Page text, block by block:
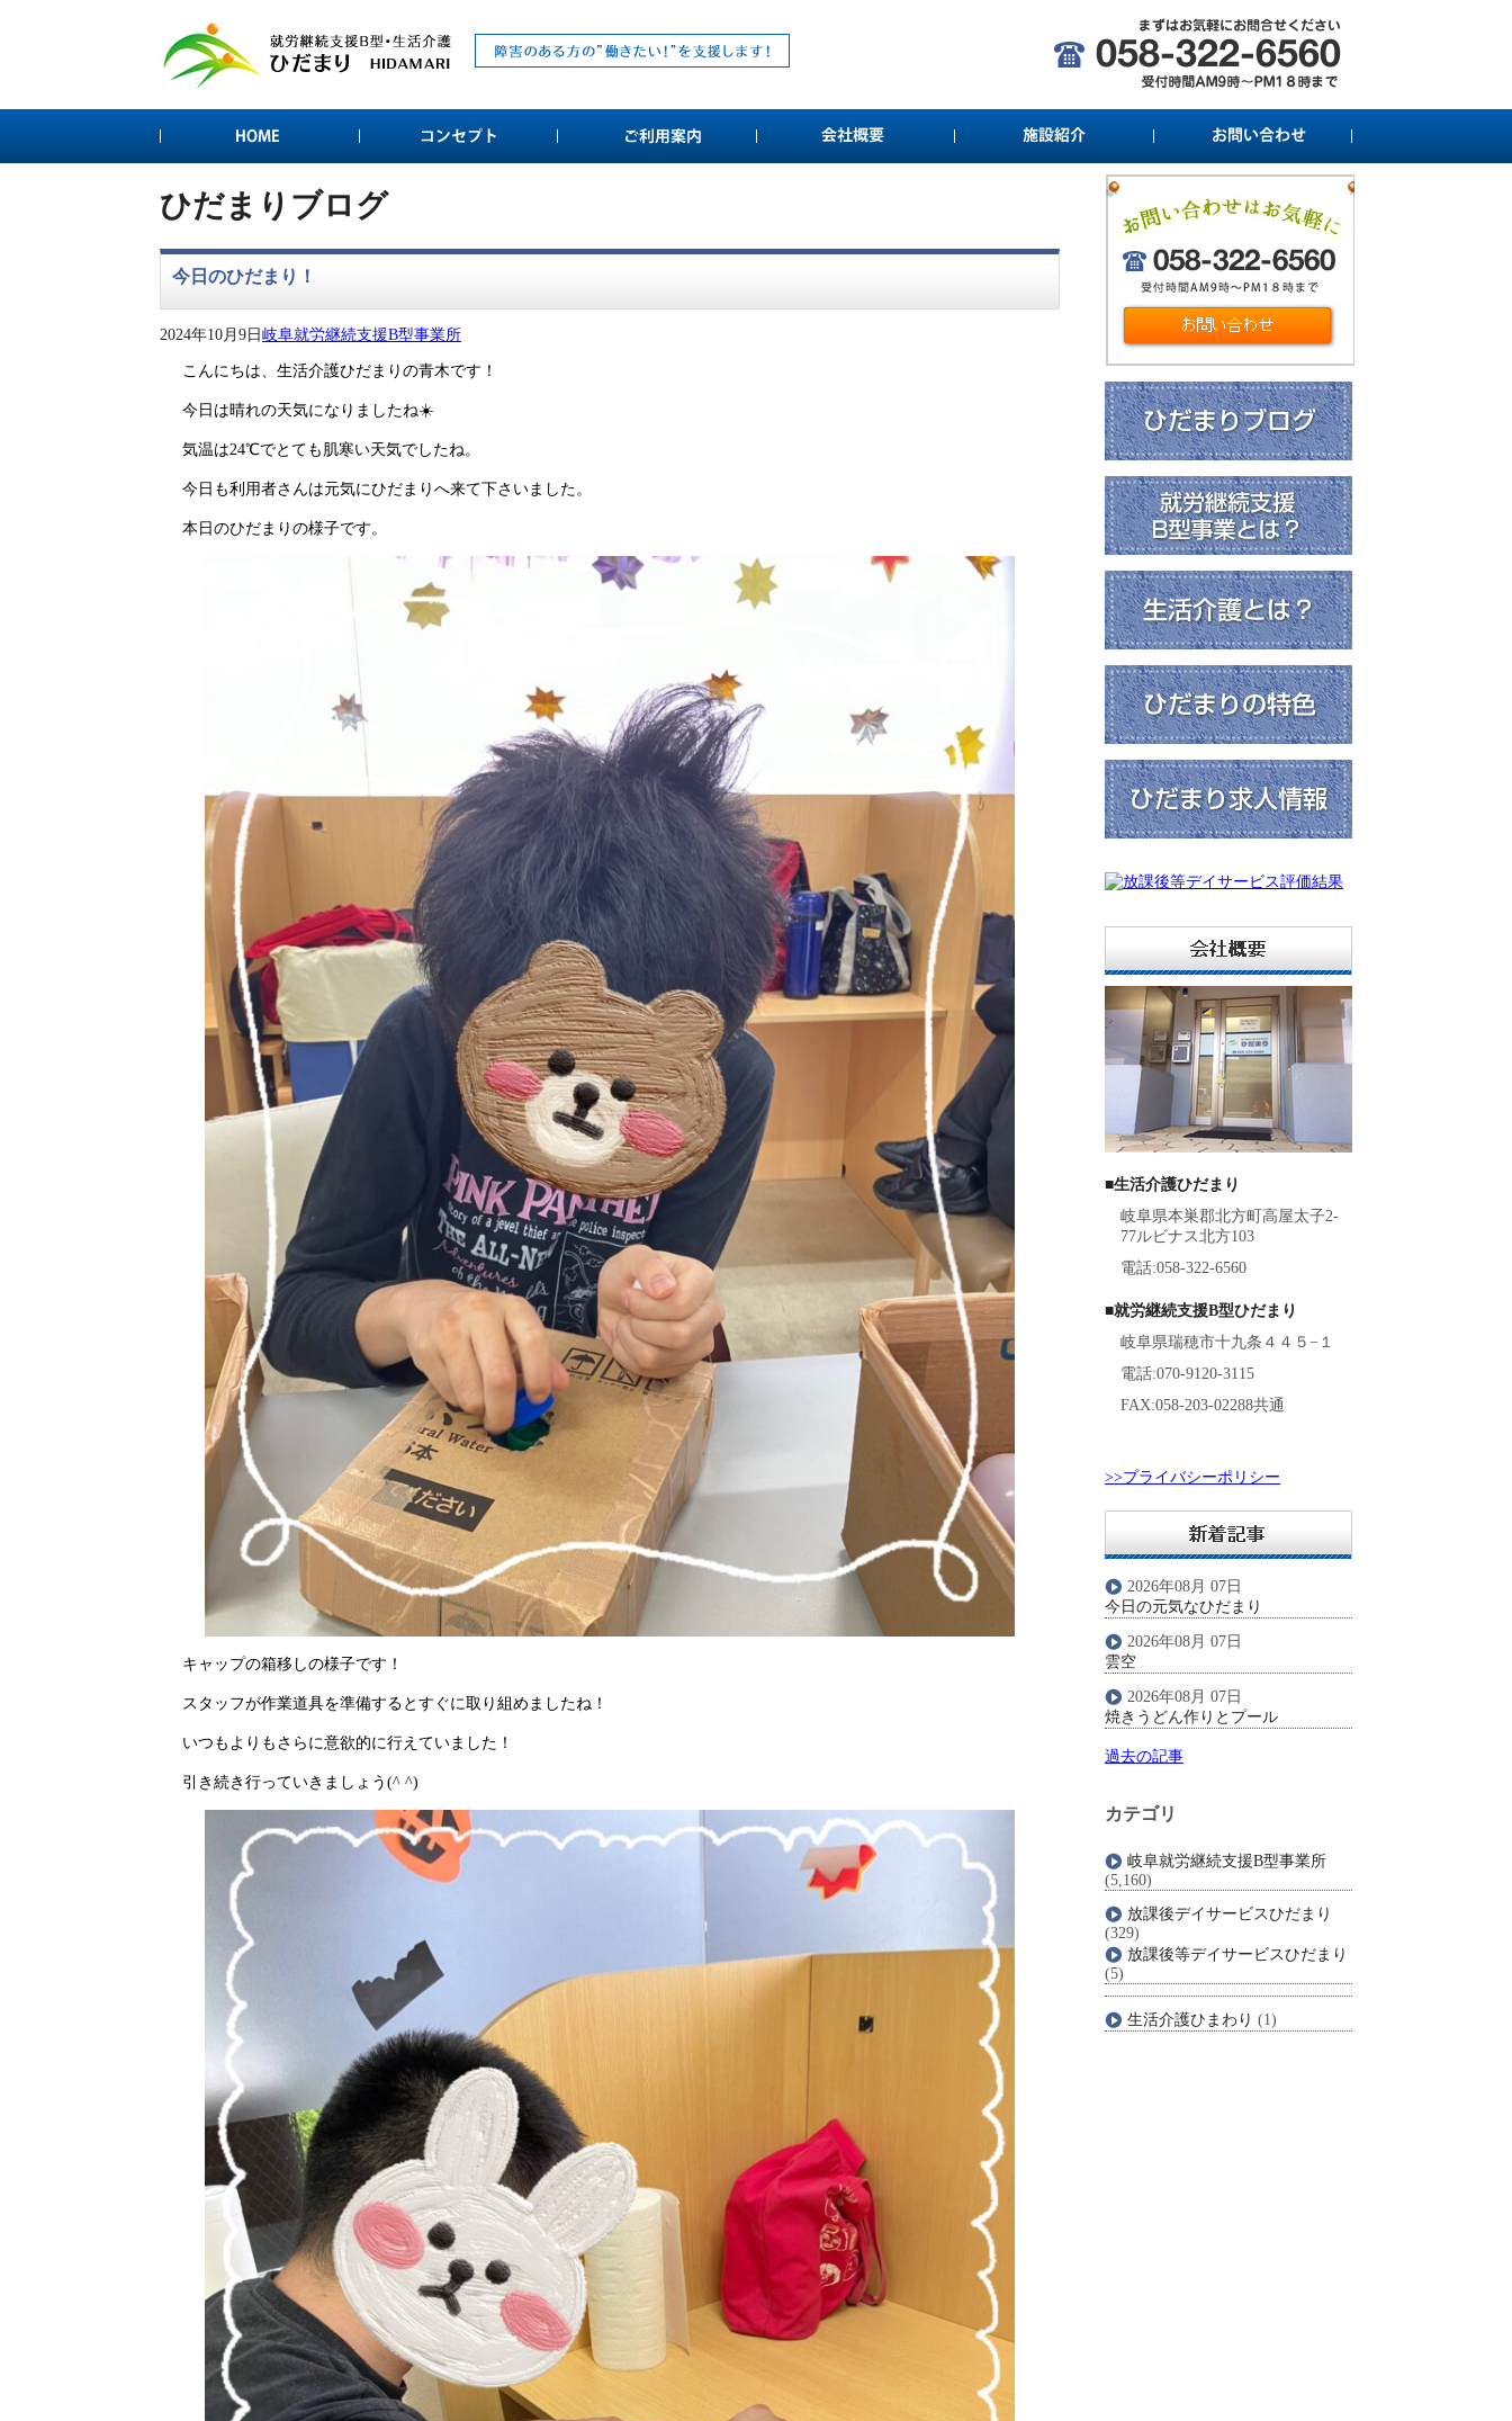
ひだまりブログ
今日のひだまり！
2024年10月9日岐阜就労継続支援B型事業所
こんにちは、生活介護ひだまりの青木です！
今日は晴れの天気になりましたね☀️
気温は24℃でとても肌寒い天気でしたね。
今日も利用者さんは元気にひだまりへ来て下さいました。
本日のひだまりの様子です。
キャップの箱移しの様子です！
スタッフが作業道具を準備するとすぐに取り組めましたね！
いつもよりもさらに意欲的に行えていました！
引き続き行っていきましょう(^ ^)
■生活介護ひだまり
岐阜県本巣郡北方町高屋太子2-
77ルビナス北方103
電話:058-322-6560
■就労継続支援B型ひだまり
岐阜県瑞穂市十九条４４５−１
電話:070-9120-3115
FAX:058-203-02288共通
>>プライバシーポリシー
2026年08月 07日
今日の元気なひだまり
2026年08月 07日
雲空
2026年08月 07日
焼きうどん作りとプール
過去の記事
カテゴリ
岐阜就労継続支援B型事業所
(5,160)
放課後デイサービスひだまり
(329)
放課後等デイサービスひだまり
(5)
生活介護ひまわり (1)